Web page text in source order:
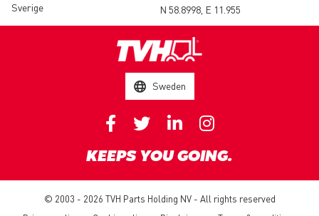
Sverige
N 58.8998, E 11.955
Sweden
KEEPS YOU GOING.
© 2003 - 2026 TVH Parts Holding NV - All rights reserved